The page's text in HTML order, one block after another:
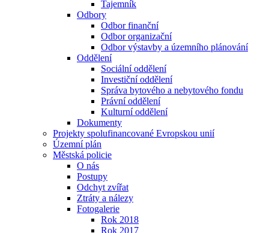
Tajemník
Odbory
Odbor finanční
Odbor organizační
Odbor výstavby a územního plánování
Oddělení
Sociální oddělení
Investiční oddělení
Správa bytového a nebytového fondu
Právní oddělení
Kulturní oddělení
Dokumenty
Projekty spolufinancované Evropskou unií
Územní plán
Městská policie
O nás
Postupy
Odchyt zvířat
Ztráty a nálezy
Fotogalerie
Rok 2018
Rok 2017